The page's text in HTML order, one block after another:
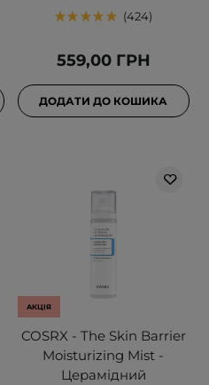
424
559,00 ГРН
ДОДАТИ ДО КОШИКА
АКЦІЯ
COSRX - The Skin Barrier
Moisturizing Mist -
Церамідний